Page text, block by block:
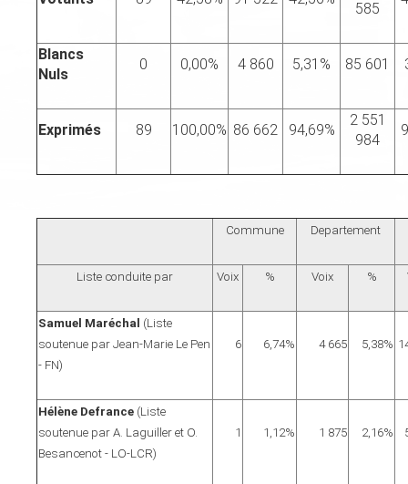
585
Blancs
Nuls
0 0,00% 4 860 5,31% 85 601
Exprimés 89 100,00% 86 662 94,69%
2 551
984
Commune Departement
Liste conduite par Voix % Voix %
Samuel Maréchal (Liste
soutenue par Jean-Marie Le Pen
- FN)
6 6,74% 4 665 5,38%
Hélène Defrance (Liste
soutenue par A. Laguiller et O.
Besancenot - LO-LCR)
1 1,12% 1 875 2,16%